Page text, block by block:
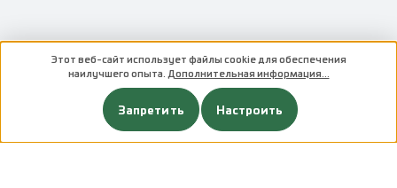
Все цены не включают НДС плюс стоимость доставкии возможные расходы
на доставку, если не указано иное.
copyright CMT GmbH
Этот веб-сайт использует файлы cookie для обеспечения
наилучшего опыта. Дополнительная информация...
Запретить Настроить